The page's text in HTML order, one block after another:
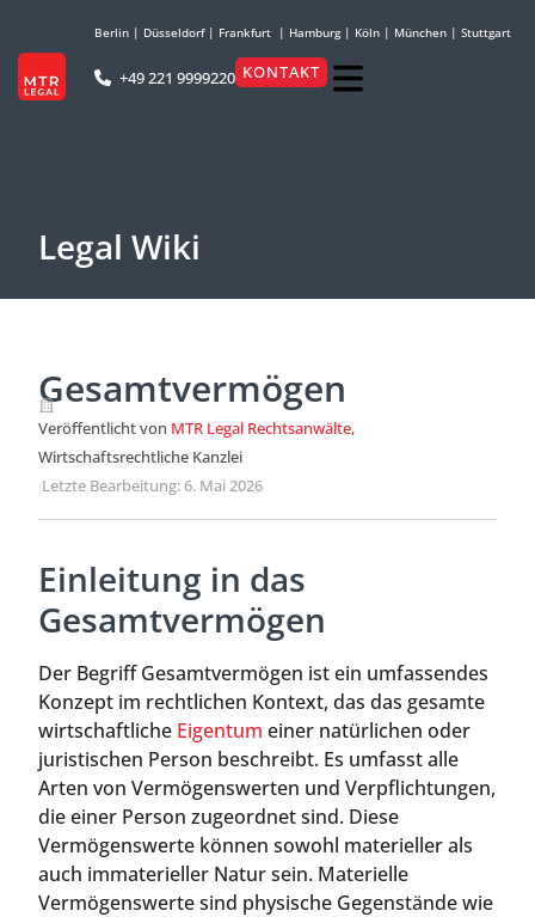
Berlin | Düsseldorf| Frankfurt | Hamburg| Köln | München | Stuttgart
+49 221 9999220 KONTAKT
Legal Wiki
Gesamtvermögen
Veröffentlicht von MTR Legal Rechtsanwälte,
Wirtschaftsrechtliche Kanzlei
·Letzte Bearbeitung: 6. Mai 2026
Einleitung in das
Gesamtvermögen
Der Begriff Gesamtvermögen ist ein umfassendes
Konzept im rechtlichen Kontext, das das gesamte
wirtschaftliche Eigentum einer natürlichen oder
juristischen Person beschreibt. Es umfasst alle
Arten von Vermögenswerten und Verpflichtungen,
die einer Person zugeordnet sind. Diese
Vermögenswerte können sowohl materieller als
auch immaterieller Natur sein. Materielle
Vermögenswerte sind physische Gegenstände wie